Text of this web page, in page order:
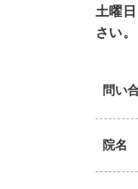
土曜
さい。
問い
院名